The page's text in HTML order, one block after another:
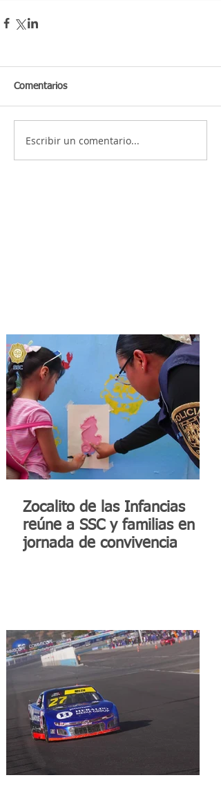
Comentarios
Escribir un comentario...
Zocalito de las Infancias
reúne a SSC y familias en
jornada de convivencia